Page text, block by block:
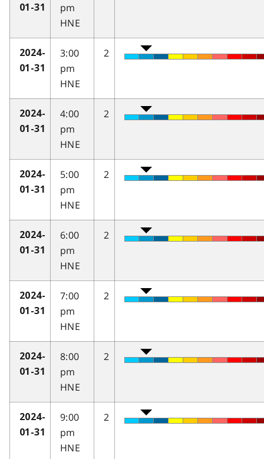
01-31
pm
HNE
2024-
01-31
3:00
pm
HNE
2
2024-
01-31
4:00
pm
HNE
2
2024-
01-31
5:00
pm
HNE
2
2024-
01-31
6:00
pm
HNE
2
2024-
01-31
7:00
pm
HNE
2
2024-
01-31
8:00
pm
HNE
2
2024-
01-31
9:00
pm
HNE
2